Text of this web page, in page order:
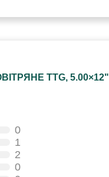
TTG, 5.00×12"
0
1
2
0